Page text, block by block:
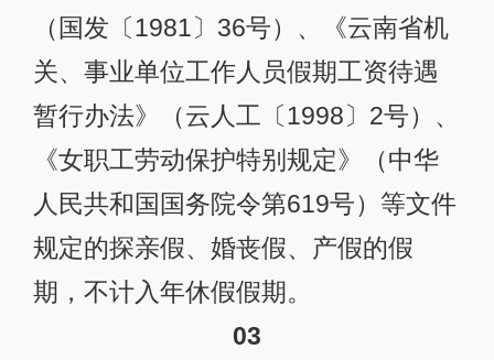
（国发〔1981〕36号）、《云南省机
关、事业单位工作人员假期工资待遇
暂行办法》（云人工〔1998〕2号）、
《女职工劳动保护特别规定》（中华
人民共和国国务院令第619号）等文件
规定的探亲假、婚丧假、产假的假
期，不计入年休假假期。
03